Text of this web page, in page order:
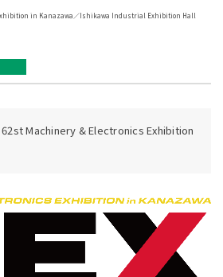
in Kanazawa／Ishikawa Industrial Exhibition Hall
Machinery & Electronics Exhibition